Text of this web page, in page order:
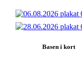
Basen i kort